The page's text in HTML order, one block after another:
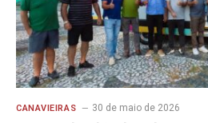
CANAVIEIRAS 30 de maio de 2026